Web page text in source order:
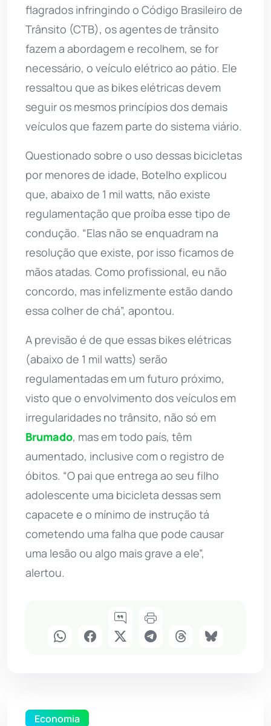
flagrados infringindo o Código Brasileiro de
Trânsito (CTB), os agentes de trânsito
fazem a abordagem e recolhem, se for
necessário, o veículo elétrico ao pátio. Ele
ressaltou que as bikes elétricas devem
seguir os mesmos princípios dos demais
veículos que fazem parte do sistema viário.
Questionado sobre o uso dessas bicicletas
por menores de idade, Botelho explicou
que, abaixo de 1 mil watts, não existe
regulamentação que proíba esse tipo de
condução. “Elas não se enquadram na
resolução que existe, por isso ficamos de
mãos atadas. Como profissional, eu não
concordo, mas infelizmente estão dando
essa colher de chá”, apontou.
A previsão é de que essas bikes elétricas
(abaixo de 1 mil watts) serão
regulamentadas em um futuro próximo,
visto que o envolvimento dos veículos em
irregularidades no trânsito, não só em
Brumado, mas em todo país, têm
aumentado, inclusive com o registro de
óbitos. “O pai que entrega ao seu filho
adolescente uma bicicleta dessas sem
capacete e o mínimo de instrução tá
cometendo uma falha que pode causar
uma lesão ou algo mais grave a ele”,
alertou.
Economia